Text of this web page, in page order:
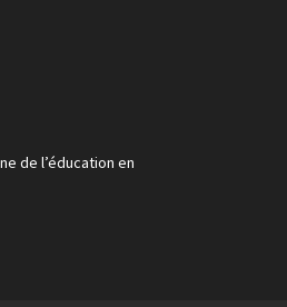
de l’éducation en